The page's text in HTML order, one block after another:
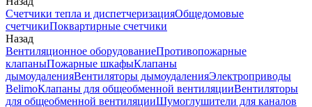
Счетчики тепла и диспетчеризацияОбщедомовые
счетчикиПоквартирные счетчики
Назад
Вентиляционное оборудованиеПротивопожарные
клапаныПожарные шкафыКлапаны
дымоудаленияВентиляторы дымоудаленияЭлектроприводы
BelimoКлапаны для общеобменной вентиляцииВентиляторы
для общеобменной вентиляцииШумоглушители для каналов